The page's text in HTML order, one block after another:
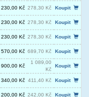
230,00 Kč 278,30 Kč
Koupit
230,00 Kč 278,30 Kč
Koupit
230,00 Kč 278,30 Kč
Koupit
570,00 Kč 689,70 Kč
Koupit
900,00 Kč
1 089,00
Kč
Koupit
340,00 Kč 411,40 Kč
Koupit
200,00 Kč 242,00 Kč
Koupit